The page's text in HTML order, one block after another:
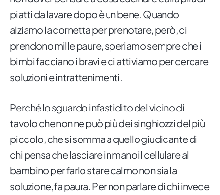
piatti da lavare dopo è un bene. Quando
alziamo la cornetta per prenotare, però, ci
prendono mille paure, speriamo sempre che i
bimbi facciano i bravi e ci attiviamo per cercare
soluzioni e intrattenimenti.
Perché lo sguardo infastidito del vicino di
tavolo che non ne può più dei singhiozzi del più
piccolo, che si somma a quello giudicante di
chi pensa che lasciare in mano il cellulare al
bambino per farlo stare calmo non sia la
soluzione, fa paura. Per non parlare di chi invece